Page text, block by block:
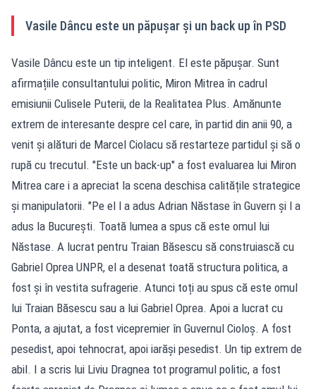
Vasile Dâncu este un păpușar și un back up în PSD
Vasile Dâncu este un tip inteligent. El este păpușar. Sunt
afirmațiile consultantului politic, Miron Mitrea în cadrul
emisiunii Culisele Puterii, de la Realitatea Plus. Amănunte
extrem de interesante despre cel care, în partid din anii 90, a
venit și alături de Marcel Ciolacu să restarteze partidul și să o
rupă cu trecutul. "Este un back-up" a fost evaluarea lui Miron
Mitrea care i a apreciat la scena deschisa calitățile strategice
și manipulatorii. "Pe el l a adus Adrian Năstase în Guvern și l a
adus la București. Toată lumea a spus că este omul lui
Năstase. A lucrat pentru Traian Băsescu să construiască cu
Gabriel Oprea UNPR, el a desenat toată structura politica, a
fost și în vestita sufragerie. Atunci toți au spus că este omul
lui Traian Băsescu sau a lui Gabriel Oprea. Apoi a lucrat cu
Ponta, a ajutat, a fost vicepremier în Guvernul Cioloș. A fost
pesedist, apoi tehnocrat, apoi iarăși pesedist. Un tip extrem de
abil. I a scris lui Liviu Dragnea tot programul politic, a fost